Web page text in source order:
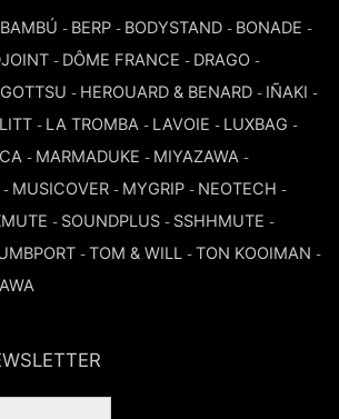
BAMBÚ - BERP - BODYSTAND - BONADE -
- DÔME FRANCE - DRAGO -
GOTTSU - HEROUARD & BENARD - IÑAKI -
- LA TROMBA - LAVOIE - LUXBAG -
- MARMADUKE - MIYAZAWA -
- MUSICOVER - MYGRIP - NEOTECH -
- SOUNDPLUS - SSHHMUTE -
- TOM & WILL - TON KOOIMAN -